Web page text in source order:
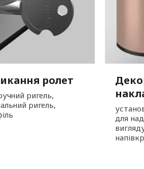
ролет
ригель,
ригель,
для